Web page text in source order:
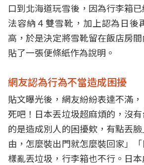
口到北海道玩雪後，因為行李箱
法容納４雙雪靴，加上認為日後
高，於是決定將雪靴留在飯店房
貼了一張便條紙作為說明。
網友認為行為不當造成困擾
貼文曝光後，網友紛紛表達不滿
死吧！日本丟垃圾超麻煩的，沒
的是造成別人的困擾欸，有點丟
由，怎麼裝出門就怎麼裝回家」
樣亂丟垃圾，行李箱也不行。日本